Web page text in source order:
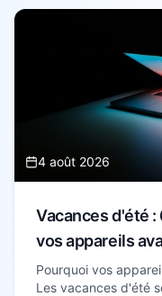
4 août 2026
Vacances d'été
vos appareils
Pourquoi vos
Les vacances d'été